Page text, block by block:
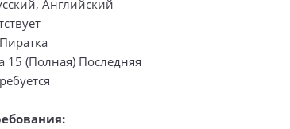
Английский
Пиратка
15 (Полная) Последняя